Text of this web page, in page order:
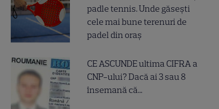
padle tennis. Unde găsești
cele mai bune terenuri de
padel din oraș
CE ASCUNDE ultima CIFRA a
CNP-ului? Dacă ai 3 sau 8
însemană că...